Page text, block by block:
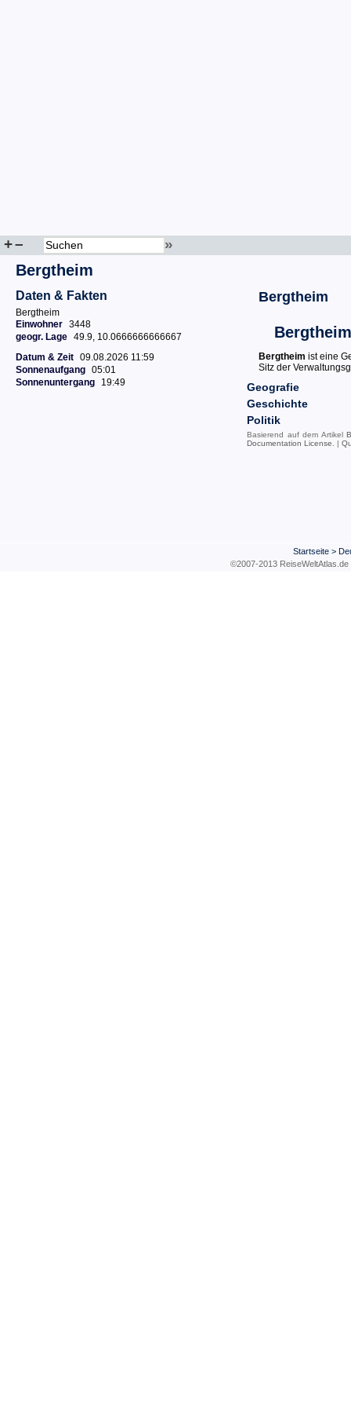
+– »
Bergtheim
Daten & Fakten
Bergtheim
Einwohner 3448
geogr. Lage 49.9, 10.0666666666667
Datum & Zeit 09.08.2026 11:59
Sonnenaufgang 05:01
Sonnenuntergang
19:49
Bergtheim
Bergtheim
Bergtheim ist eine
Sitz der
Geografie
Geschichte
Politik
Basierend auf dem Artikel
Documentation License . |
Startseite>
©2007-2013